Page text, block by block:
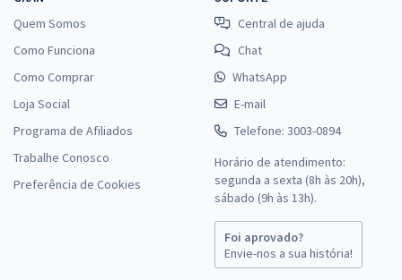
Quem Somos
Como Funciona
Como Comprar
Loja Social
Programa de Afiliados
Trabalhe Conosco
Preferência de Cookies
Central de ajuda
Chat
WhatsApp
E-mail
Telefone: 3003-0894
Horário de atendimento:
segunda a sexta (8h às 20h),
sábado (9h às 13h).
Foi aprovado?
Envie-nos a sua história!